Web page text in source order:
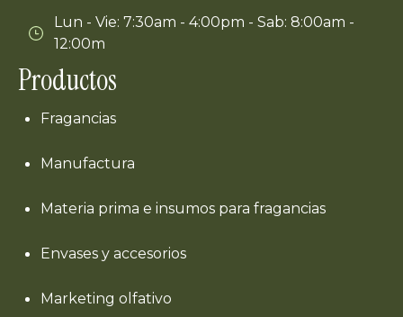
Lun - Vie: 7:30am - 4:00pm - Sab: 8:00am -
12:00m
Productos
Fragancias
Manufactura
Materia prima e insumos para fragancias
Envases y accesorios
Marketing olfativo